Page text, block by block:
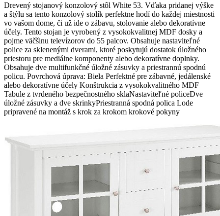
Drevený stojanový konzolový stôl White 53. Vďaka pridanej výške
a štýlu sa tento konzolový stolík perfektne hodí do každej miestnosti
vo vašom dome, či už ide o zábavu, stolovanie alebo dekoratívne
účely. Tento stojan je vyrobený z vysokokvalitnej MDF dosky a
pojme väčšinu televízorov do 55 palcov. Obsahuje nastaviteľné
police za sklenenými dverami, ktoré poskytujú dostatok úložného
priestoru pre mediálne komponenty alebo dekoratívne doplnky.
Obsahuje dve multifunkčné úložné zásuvky a priestrannú spodnú
policu. Povrchová úprava: Biela Perfektné pre zábavné, jedálenské
alebo dekoratívne účely Konštrukcia z vysokokvalitného MDF
Tabule z tvrdeného bezpečnostného sklaNastaviteľné policeDve
úložné zásuvky a dve skrinkyPriestranná spodná polica Lode
pripravené na montáž s krok za krokom krokové pokyny